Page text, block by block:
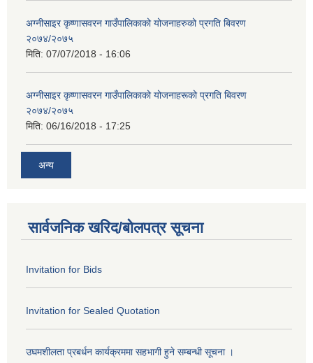
अग्नीसाइर कृष्णासवरन गाउँपालिकाको योजनाहरुको प्रगति बिवरण
२०७४/२०७५
मिति: 07/07/2018 - 16:06
अग्नीसाइर कृष्णासवरन गाउँपालिकाको योजनाहरूको प्रगति बिवरण
२०७४/२०७५
मिति: 06/16/2018 - 17:25
अन्य
सार्वजनिक खरिद/बोलपत्र सूचना
Invitation for Bids
Invitation for Sealed Quotation
उघमशीलता प्रबर्धन कार्यक्रममा सहभागी हुने सम्बन्धी सूचना ।